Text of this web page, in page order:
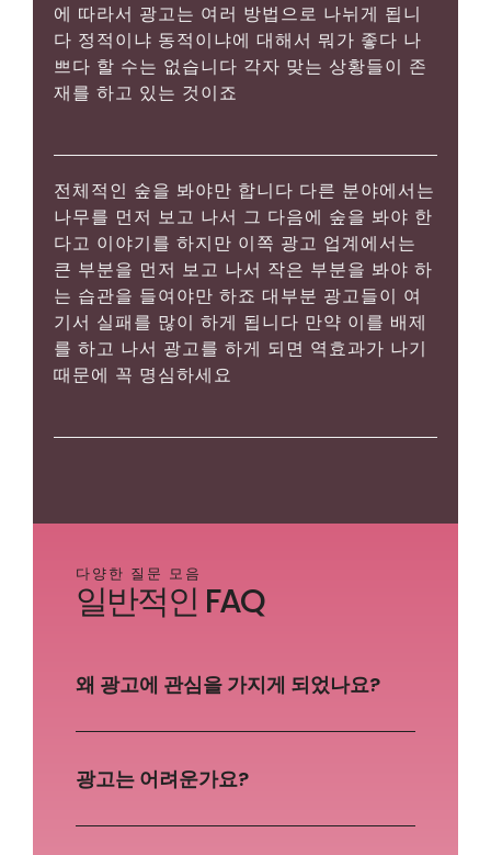
에 따라서 광고는 여러 방법으로 나뉘게 됩니
다 정적이냐 동적이냐에 대해서 뭐가 좋다 나
쁘다 할 수는 없습니다 각자 맞는 상황들이 존
재를 하고 있는 것이죠
전체적인 숲을 봐야만 합니다 다른 분야에서는
나무를 먼저 보고 나서 그 다음에 숲을 봐야 한
다고 이야기를 하지만 이쪽 광고 업계에서는
큰 부분을 먼저 보고 나서 작은 부분을 봐야 하
는 습관을 들여야만 하죠 대부분 광고들이 여
기서 실패를 많이 하게 됩니다 만약 이를 배제
를 하고 나서 광고를 하게 되면 역효과가 나기
때문에 꼭 명심하세요
다양한 질문 모음
일반적인 FAQ
왜 광고에 관심을 가지게 되었나요?
광고는 어려운가요?